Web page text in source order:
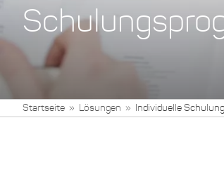
Startseite Lösungen Individuelle